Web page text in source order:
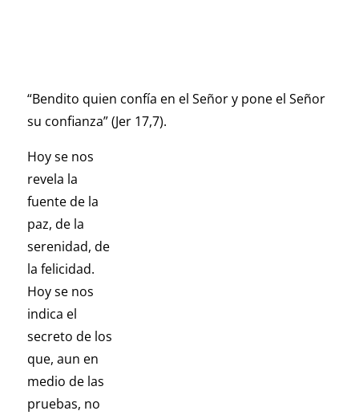
“Bendito quien confía en el Señor y pone el Señor
su confianza” (Jer 17,7).
Hoy se nos
revela la
fuente de la
paz, de la
serenidad, de
la felicidad.
Hoy se nos
indica el
secreto de los
que, aun en
medio de las
pruebas, no